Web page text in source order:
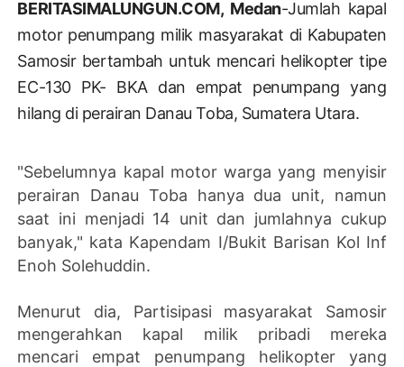
BERITASIMALUNGUN.COM, Medan-Jumlah kapal
motor penumpang milik masyarakat di Kabupaten
Samosir bertambah untuk mencari helikopter tipe
EC-130 PK- BKA dan empat penumpang yang
hilang di perairan Danau Toba, Sumatera Utara.
"Sebelumnya kapal motor warga yang menyisir
perairan Danau Toba hanya dua unit, namun
saat ini menjadi 14 unit dan jumlahnya cukup
banyak," kata Kapendam I/Bukit Barisan Kol Inf
Enoh Solehuddin.
Menurut dia, Partisipasi masyarakat Samosir
mengerahkan kapal milik pribadi mereka
mencari empat penumpang helikopter yang